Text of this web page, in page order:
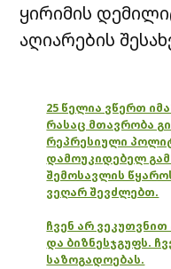
ყირიმის
აღიარების
25 წელია ვწერთ
რასაც მთავრობა
რეპრესიული
დამოუკიდებელ
შემოსავლის
ვეღარ შევძლებთ.
ჩვენ არ
და ბიზნესჯგუფს.
საზოგადოებას.